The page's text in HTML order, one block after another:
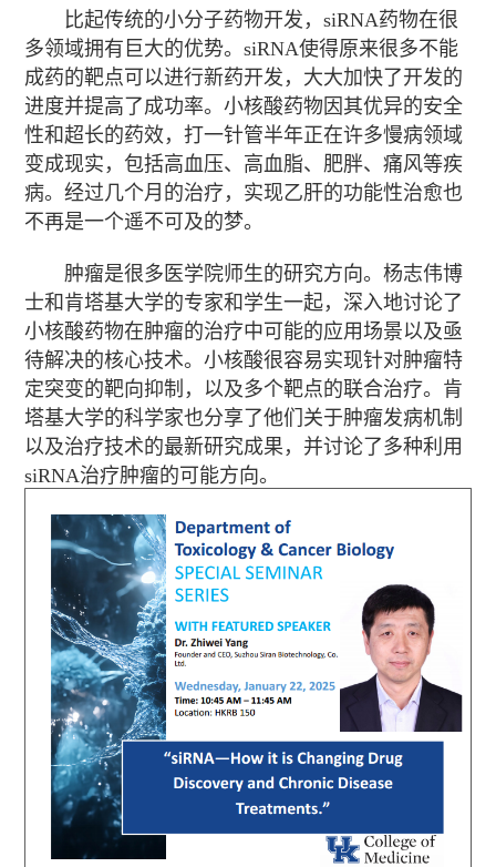
比起传统的小分子药物开发，siRNA药物在很
多领域拥有巨大的优势。siRNA使得原来很多不能
成药的靶点可以进行新药开发，大大加快了开发的
进度并提高了成功率。小核酸药物因其优异的安全
性和超长的药效，打一针管半年正在许多慢病领域
变成现实，包括高血压、高血脂、肥胖、痛风等疾
病。经过几个月的治疗，实现乙肝的功能性治愈也
不再是一个遥不可及的梦。
肿瘤是很多医学院师生的研究方向。杨志伟博
士和肯塔基大学的专家和学生一起，深入地讨论了
小核酸药物在肿瘤的治疗中可能的应用场景以及亟
待解决的核心技术。小核酸很容易实现针对肿瘤特
定突变的靶向抑制，以及多个靶点的联合治疗。肯
塔基大学的科学家也分享了他们关于肿瘤发病机制
以及治疗技术的最新研究成果，并讨论了多种利用
siRNA治疗肿瘤的可能方向。